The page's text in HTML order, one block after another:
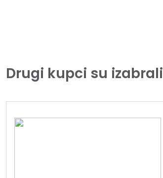
Drugi kupci su izabrali